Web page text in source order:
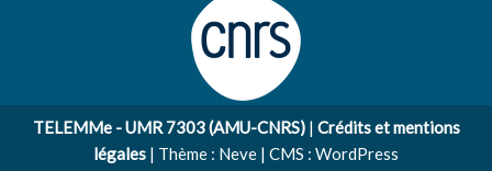
TELEMMe - UMR 7303 (AMU-CNRS)| Crédits et mentions
légales | Thème : Neve | CMS : WordPress